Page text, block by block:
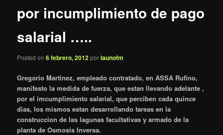
por incumplimiento de pago
salarial …..
Posted on6 febrero, 2012porlaunofm
Gregorio Martinez, empleado contratado, en ASSA Rufino,
manifesto la medida de fuerza, que estan llevando adelante ,
por el imcumplimiento salarial, que perciben cada quince
dias, los mismos estan desarrollando tareas en la
construccion de las lagunas facultativas y armado de la
planta de Osmosis Inversa.